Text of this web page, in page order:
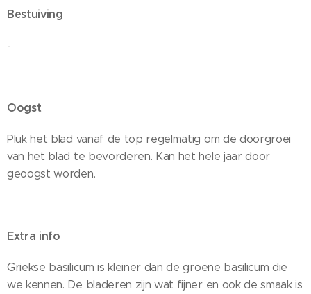
Bestuiving
-
Oogst
Pluk het blad vanaf de top regelmatig om de doorgroei
van het blad te bevorderen. Kan het hele jaar door
geoogst worden.
Extra info
Griekse basilicum is kleiner dan de groene basilicum die
we kennen. De bladeren zijn wat fijner en ook de smaak is